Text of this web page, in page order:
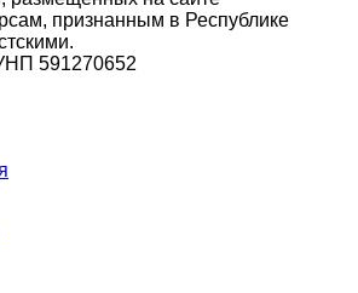
признанным в Республике
591270652